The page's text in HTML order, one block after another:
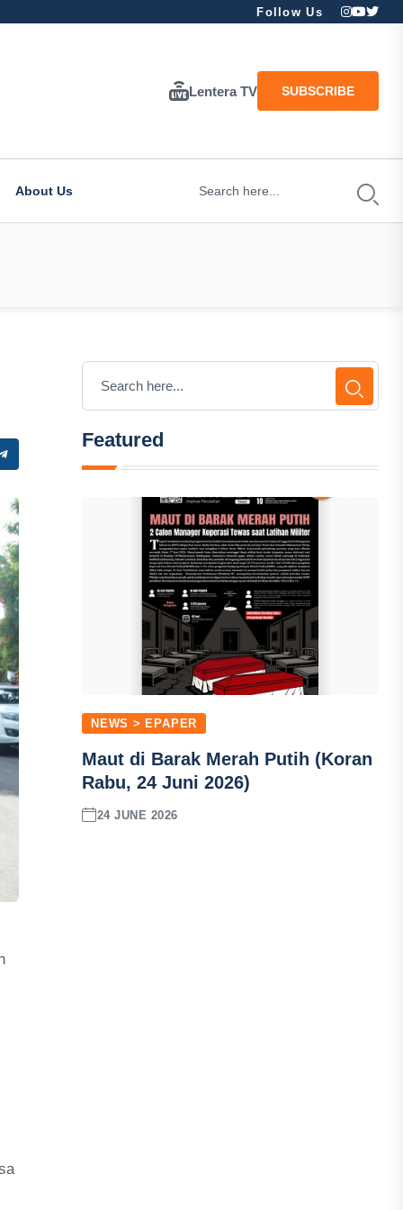
Follow Us
Lentera TV SUBSCRIBE
About Us
Featured
NEWS > EPAPER
Maut di Barak Merah Putih (Koran
Rabu, 24 Juni 2026)
24 JUNE 2026